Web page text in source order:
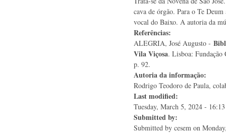
cava de órgão. Para o Te
vocal do Baixo. A autoria da
Referências:
ALEGRIA, José Augusto -
Vila Viçosa. Lisboa: Fundação
p. 92.
Autoria da informação:
Rodrigo Teodoro de Paula,
Last modified:
Tuesday, March 5, 2024 - 16:13
Submitted by:
Submitted by cesem on